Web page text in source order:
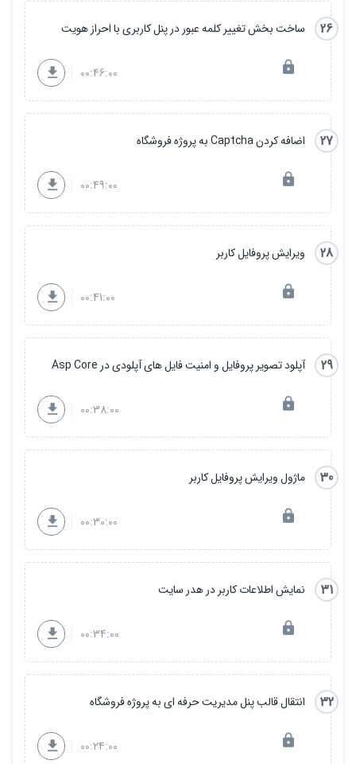
26 ساخت بخش تغییر کلمه عبور در پنل کاربری با احراز هویت
00:46:00
27 اضافه کردن Captcha به پروژه فروشگاه
00:49:00
28 ویرایش پروفایل کاربر
00:41:00
29 آپلود تصویر پروفایل و امنیت فایل های آپلودی در Asp Core
00:38:00
30 ماژول ویرایش پروفایل کاربر
00:30:00
31 نمایش اطلاعات کاربر در هدر سایت
00:34:00
32 انتقال قالب پنل مدیریت حرفه ای به پروژه فروشگاه
00:24:00